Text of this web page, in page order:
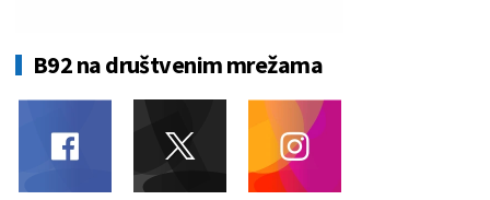
B92 na društvenim mrežama